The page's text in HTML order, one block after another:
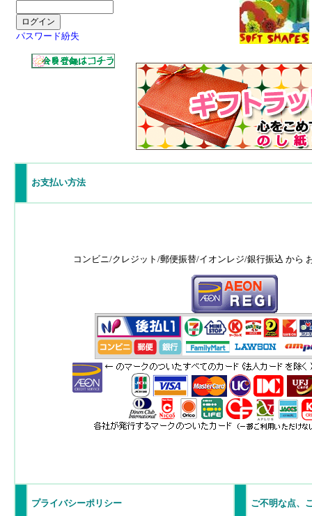
パスワード紛失
お支払い方法
コンビニ/クレジット/郵便振替/イオンレジ/銀行振込 から
プライバシーポリシー ご不明な点、